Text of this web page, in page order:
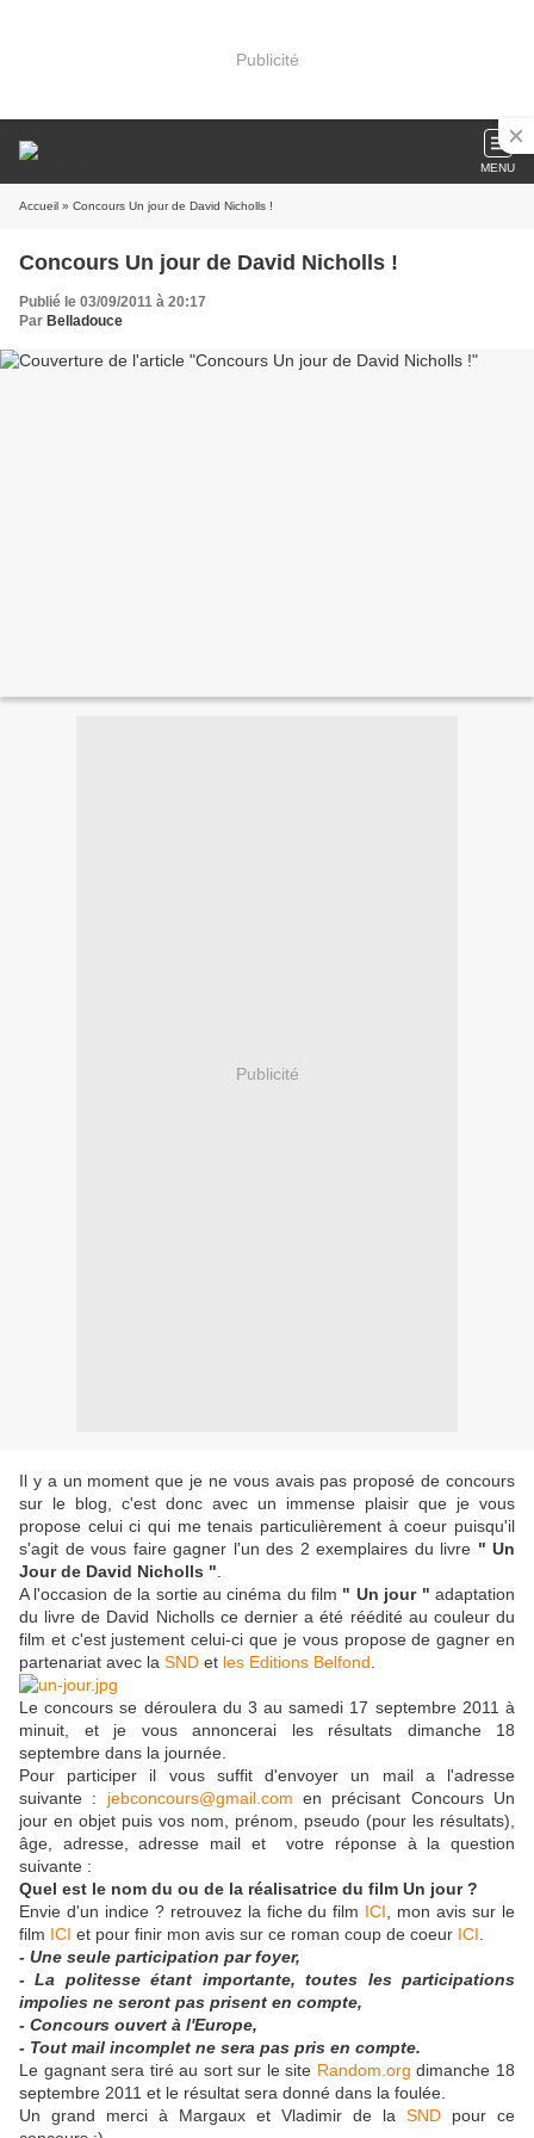
Publicité
MENU
Accueil » Concours Un jour de David Nicholls !
Concours Un jour de David Nicholls !
Publié le 03/09/2011 à 20:17
Par Belladouce
Publicité
Il y a un moment que je ne vous avais pas proposé de concours
sur le blog, c'est donc avec un immense plaisir que je vous
propose celui ci qui me tenais particulièrement à coeur puisqu'il
s'agit de vous faire gagner l'un des 2 exemplaires du livre " Un
Jour de David Nicholls "
A l'occasion de la sortie au cinéma du film " Un jour " adaptation
du livre de David Nicholls ce dernier a été réédité au couleur du
film et c'est justement celui-ci que je vous propose de gagner en
partenariat avec la SND et les Editions Belfond
Le concours se déroulera du 3 au samedi 17 septembre 2011 à
minuit, et je vous annoncerai les résultats dimanche 18
septembre dans la journée.
Pour participer il vous suffit d'envoyer un mail a l'adresse
suivante : jebconcours@gmail.com en précisant Concours Un
jour en objet puis vos nom, prénom, pseudo (pour les résultats),
âge, adresse, adresse mail et votre réponse à la question
suivante :
Quel est le nom du ou de la réalisatrice du film Un jour ?
Envie d'un indice ? retrouvez la fiche du film ICI , mon avis sur le
film ICI et pour finir mon avis sur ce roman coup de coeur ICI
- Une seule participation par foyer,
- La politesse étant importante, toutes les participations
impolies ne seront pas prisent en compte,
- Concours ouvert à l'Europe,
- Tout mail incomplet ne sera pas pris en compte.
Le gagnant sera tiré au sort sur le site Random.org dimanche 18
septembre 2011 et le résultat sera donné dans la foulée.
Un grand merci à Margaux et Vladimir de la SND pour ce